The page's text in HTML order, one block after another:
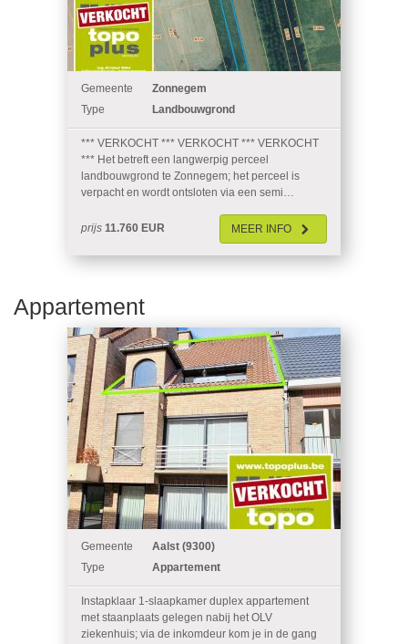
Gemeente
Zonnegem
Type
Landbouwgrond
*** VERKOCHT *** VERKOCHT *** VERKOCHT
*** Het betreft een langwerpig perceel
landbouwgrond te Zonnegem; het perceel is
verpacht en wordt ontsloten via een semi…
MEER INFO
prijs 11.760 EUR
Appartement
Gemeente
Aalst (9300)
Type
Appartement
Instapklaar 1-slaapkamer duplex appartement
met staanplaats gelegen nabij het OLV
ziekenhuis; via de inkomdeur kom je in de gang